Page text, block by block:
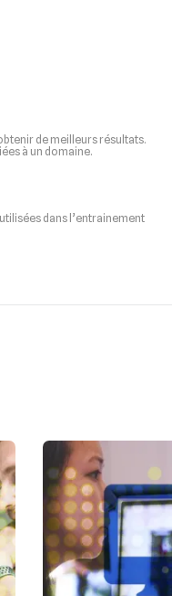
de meilleurs résultats.
à un domaine.
dans l’entrainement